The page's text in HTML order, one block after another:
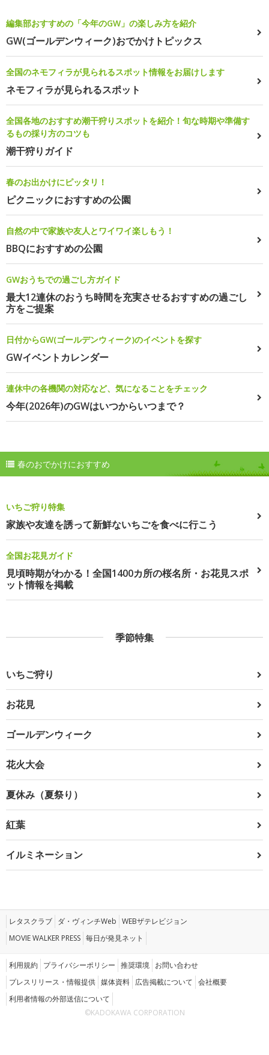
編集部おすすめの「今年のGW」の楽しみ方を紹介
GW(ゴールデンウィーク)おでかけトピックス
全国のネモフィラが見られるスポット情報をお届けします
ネモフィラが見られるスポット
全国各地のおすすめ潮干狩りスポットを紹介！旬な時期や準備す
るもの採り方のコツも
潮干狩りガイド
春のお出かけにピッタリ！
ピクニックにおすすめの公園
自然の中で家族や友人とワイワイ楽しもう！
BBQにおすすめの公園
GWおうちでの過ごし方ガイド
最大12連休のおうち時間を充実させるおすすめの過ごし
方をご提案
日付からGW(ゴールデンウィーク)のイベントを探す
GWイベントカレンダー
連休中の各機関の対応など、気になることをチェック
今年(2026年)のGWはいつからいつまで？
春のおでかけにおすすめ
いちご狩り特集
家族や友達を誘って新鮮ないちごを食べに行こう
全国お花見ガイド
見頃時期がわかる！全国1400カ所の桜名所・お花見スポ
ット情報を掲載
季節特集
いちご狩り
お花見
ゴールデンウィーク
花火大会
夏休み（夏祭り）
紅葉
イルミネーション
レタスクラブ ダ・ヴィンチWeb WEBザテレビジョン
MOVIE WALKER PRESS 毎日が発見ネット
利用規約 プライバシーポリシー 推奨環境 お問い合わせ
プレスリリース・情報提供 媒体資料 広告掲載について 会社概要
利用者情報の外部送信について
©KADOKAWA CORPORATION